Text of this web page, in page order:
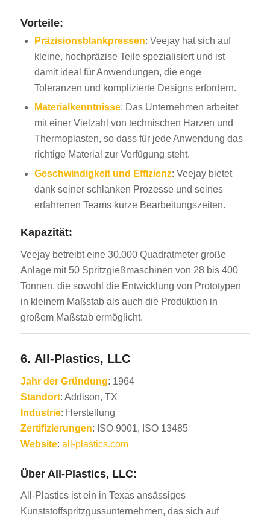
Vorteile:
Präzisionsblankpressen: Veejay hat sich auf
kleine, hochpräzise Teile spezialisiert und ist
damit ideal für Anwendungen, die enge
Toleranzen und komplizierte Designs erfordern.
Materialkenntnisse: Das Unternehmen arbeitet
mit einer Vielzahl von technischen Harzen und
Thermoplasten, so dass für jede Anwendung das
richtige Material zur Verfügung steht.
Geschwindigkeit und Effizienz: Veejay bietet
dank seiner schlanken Prozesse und seines
erfahrenen Teams kurze Bearbeitungszeiten.
Kapazität:
Veejay betreibt eine 30.000 Quadratmeter große
Anlage mit 50 Spritzgießmaschinen von 28 bis 400
Tonnen, die sowohl die Entwicklung von Prototypen
in kleinem Maßstab als auch die Produktion in
großem Maßstab ermöglicht.
6. All-Plastics, LLC
Jahr der Gründung: 1964
Standort: Addison, TX
Industrie: Herstellung
Zertifizierungen: ISO 9001, ISO 13485
Website: all-plastics.com
Über All-Plastics, LLC:
All-Plastics ist ein in Texas ansässiges
Kunststoffspritzgussunternehmen, das sich auf